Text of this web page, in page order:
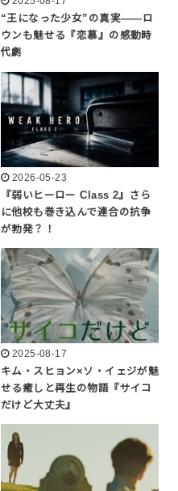
“王になった少女”の真実――ロ
ウンも魅せる『恋慕』の感動時
代劇
2026-05-23
『弱いヒーロー Class 2』さら
に他校も巻き込んで連合の抗争
が勃発？！
2025-08-17
キム・スヒョン×ソ・イェジが魅
せる癒しと再生の物語『サイコ
だけど大丈夫』